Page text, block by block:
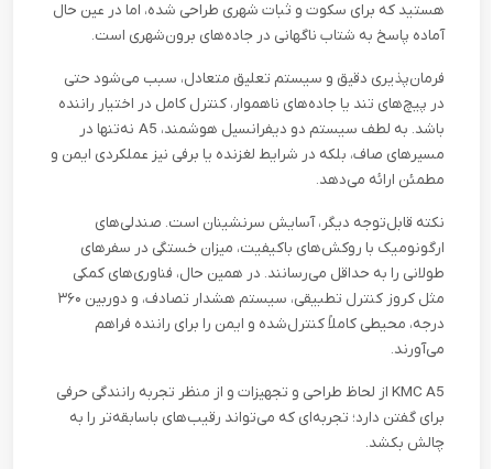
هستید که برای سکوت و ثبات شهری طراحی شده، اما در عین حال
آماده‌ پاسخ به شتاب ناگهانی در جاده‌های برون‌شهری است.
فرمان‌پذیری دقیق و سیستم تعلیق متعادل، سبب می‌شود حتی
در پیچ‌های تند یا جاده‌های ناهموار، کنترل کامل در اختیار راننده
باشد. به لطف سیستم دو دیفرانسیل هوشمند، A5 نه‌تنها در
مسیرهای صاف، بلکه در شرایط لغزنده یا برفی نیز عملکردی ایمن و
مطمئن ارائه می‌دهد.
نکته‌ قابل‌توجه دیگر، آسایش سرنشینان است. صندلی‌های
ارگونومیک با روکش‌های باکیفیت، میزان خستگی در سفرهای
طولانی را به حداقل می‌رسانند. در همین حال، فناوری‌های کمکی
مثل کروز کنترل تطبیقی، سیستم هشدار تصادف، و دوربین ۳۶۰
درجه، محیطی کاملاً کنترل‌شده و ایمن را برای راننده فراهم
می‌آورند.
KMC A5 از لحاظ طراحی و تجهیزات و از منظر تجربه‌ رانندگی حرفی
برای گفتن دارد؛ تجربه‌ای که می‌تواند رقیب‌های باسابقه‌تر را به
چالش بکشد.